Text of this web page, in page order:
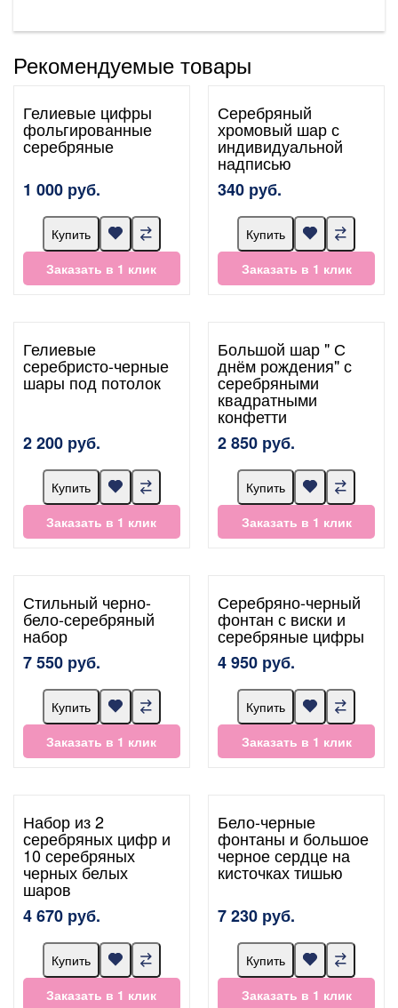
Рекомендуемые товары
Гелиевые цифры
фольгированные
серебряные
1 000 руб.
Купить
Заказать в 1 клик
Серебряный
хромовый шар с
индивидуальной
надписью
340 руб.
Купить
Заказать в 1 клик
Гелиевые
серебристо-черные
шары под потолок
2 200 руб.
Купить
Заказать в 1 клик
Большой шар " С
днём рождения" с
серебряными
квадратными
конфетти
2 850 руб.
Купить
Заказать в 1 клик
Стильный черно-
бело-серебряный
набор
7 550 руб.
Купить
Заказать в 1 клик
Серебряно-черный
фонтан с виски и
серебряные цифры
4 950 руб.
Купить
Заказать в 1 клик
Набор из 2
серебряных цифр и
10 серебряных
черных белых
шаров
4 670 руб.
Купить
Заказать в 1 клик
Бело-черные
фонтаны и большое
черное сердце на
кисточках тишью
7 230 руб.
Купить
Заказать в 1 клик